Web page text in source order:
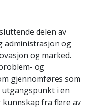
delen av
administrasjon og
og marked.
og
gjennomføres som
i en
fra flere av